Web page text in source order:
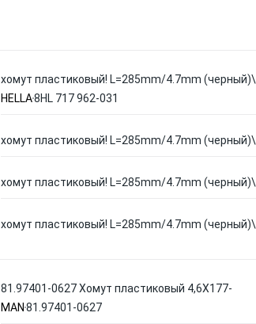
хомут пластиковый! L=285mm/4.7mm (черный)\
HELLA8HL 717 962-031
хомут пластиковый! L=285mm/4.7mm (черный)\
хомут пластиковый! L=285mm/4.7mm (черный)\
хомут пластиковый! L=285mm/4.7mm (черный)\
81.97401-0627 Хомут пластиковый 4,6X177-
MAN 81.97401-0627